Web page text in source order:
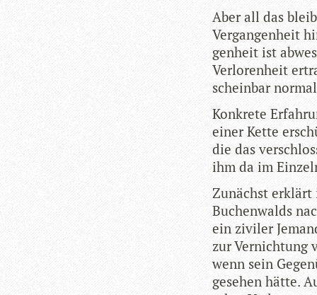
Aber all das
Ver­gan­gen­heit
gen­heit ist
Ver­lo­ren­heit
schein­bar
Kon­krete
einer Kette
die das
ihm da im
Zunächst
Buchen­walds
ein zivi­ler
zur Ver­nich­tung
wenn sein
gese­hen hätte.